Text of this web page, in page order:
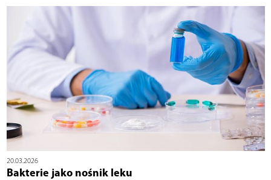
20.03.2026
Bakterie jako nośnik leku